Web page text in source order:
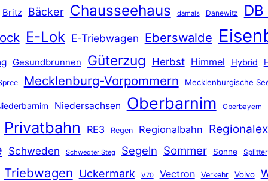
Britz Bäcker Chausseehaus damals Danewitz DB
E-Lok E-Triebwagen Eberswalde
Gesundbrunnen Güterzug Herbst Himmel Hybrid
Mecklenburg-Vorpommern Mecklenburgische
Niedersachsen Oberbarnim Oberbayern
Privatbahn RE3 Regen Regionalbahn
Schweden Schwedter Steg Segeln Sommer Sonne Splitter
Triebwagen Uckermark V70 Vectron Verkehr Volvo